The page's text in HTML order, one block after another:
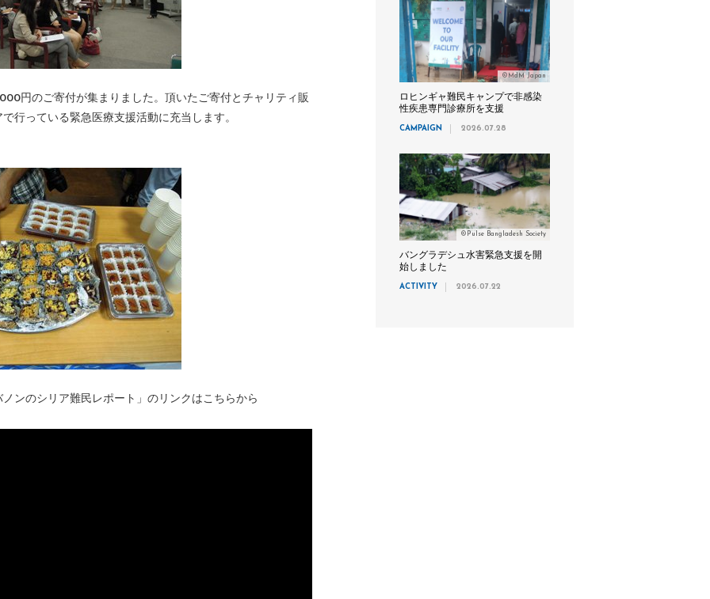
円のご寄付が集まりました。頂いたご寄付とチャリティ販
行っている緊急医療支援活動に充当します。
ンのシリア難民レポート」のリンクはこちらから
©MdM Japan
ロヒンギャ難民キャンプで非感染
性疾患専門診療所を支援
CAMPAIGN 2026.07.28
©Pulse Bangladesh Society
バングラデシュ水害緊急支援を開
始しました
ACTIVITY 2026.07.22